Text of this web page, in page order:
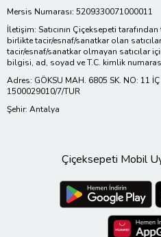
Mersis Numarası: 5209330071000011
İletişim: Satıcının Çiçeksepeti
birlikte tacir/esnaf/sanatkar olan
tacir/esnaf/sanatkar olmayan satıcılar
bilgisi, ad, soyad ve T.C. kimlik
Adres: GÖKSU MAH. 6805 SK. NO: 11
1500029010/7/TUR
Şehir: Antalya
Çiçeksepeti Mobil